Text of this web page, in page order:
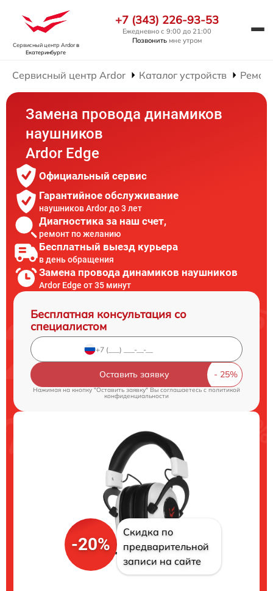
Сервисный центр Ardorв
Екатеринбурге
+7 (343) 226-93-53
Ежедневно с 9:00 до 21:00
Позвонить мне утром
Сервисный центр Ardor Каталог устройств
Замена провода динамиков
наушников
Ardor Edge
Официальный сервис
Гарантийное обслуживание
наушников Ardor до 3 лет
Диагностика за наш счет,
ремонт по желанию
Бесплатный выезд курьера
в день обращения
Замена провода динамиков наушников
Ardor Edge от 35 минут
Бесплатная консультация со
специалистом
Оставить заявку
Нажимая на кнопку "Оставить заявку" Вы соглашаетесь cполитикой
конфиденциальности
-20%
Скидка по
предварительной
записи на сайте